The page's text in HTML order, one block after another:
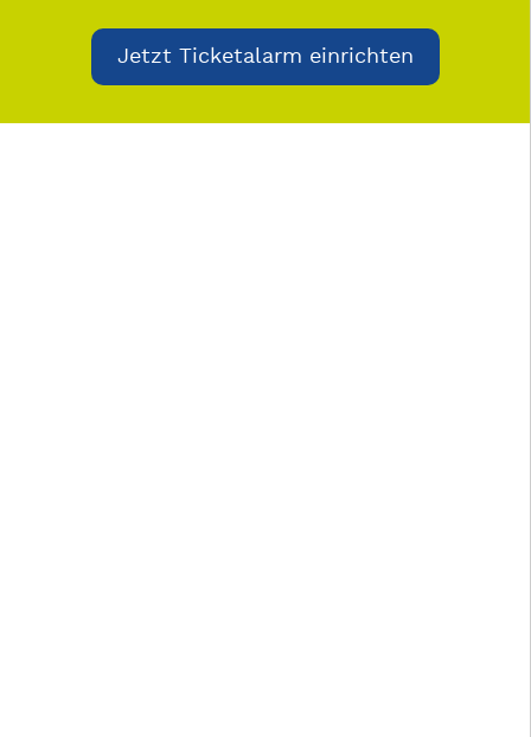
Jetzt Ticketalarm einrichten